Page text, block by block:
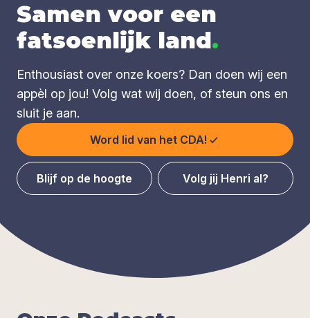
Samen voor een
fatsoenlijk land.
Enthousiast over onze koers? Dan doen wij een
appèl op jou! Volg wat wij doen, of steun ons en
sluit je aan.
Word lid van het CDA!
Blijf op de hoogte Volg jij Henri al?